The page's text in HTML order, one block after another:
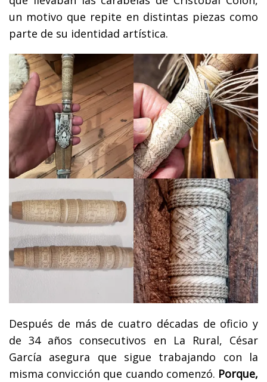
un motivo que repite en distintas piezas como
parte de su identidad artística.
Después de más de cuatro décadas de oficio y
de 34 años consecutivos en La Rural, César
García asegura que sigue trabajando con la
misma convicción que cuando comenzó. Porque,